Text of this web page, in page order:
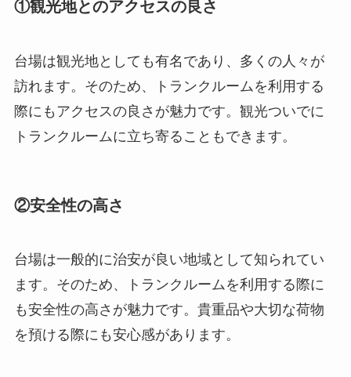
①観光地とのアクセスの良さ
台場は観光地としても有名であり、多くの人々が
訪れます。そのため、トランクルームを利用する
際にもアクセスの良さが魅力です。観光ついでに
トランクルームに立ち寄ることもできます。
②安全性の高さ
台場は一般的に治安が良い地域として知られてい
ます。そのため、トランクルームを利用する際に
も安全性の高さが魅力です。貴重品や大切な荷物
を預ける際にも安心感があります。